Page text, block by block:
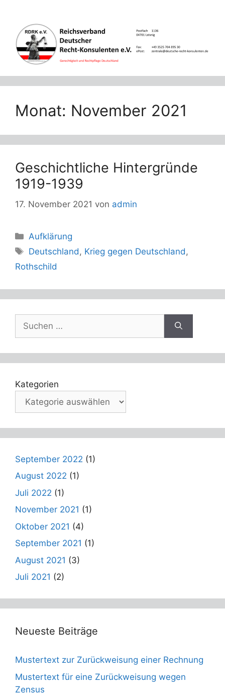
springen
Monat: November 2021
Geschichtliche Hintergründe
1919-1939
17. November 2021 von admin
Kategorien
Aufklärung
Schlagwörter
Deutschland , Krieg gegen Deutschland ,
Rothschild
nach:
Kategorien
September 2022 (1)
August 2022 (1)
Juli 2022 (1)
November 2021 (1)
Oktober 2021 (4)
September 2021 (1)
August 2021 (3)
Juli 2021 (2)
Neueste Beiträge
Mustertext zur Zurückweisung einer Rechnung
Mustertext für eine Zurückweisung wegen
Zensus